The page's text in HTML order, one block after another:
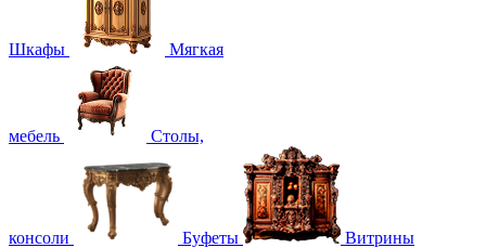
Шкафы Мягкая
мебель Столы,
консоли Буфеты Витрины